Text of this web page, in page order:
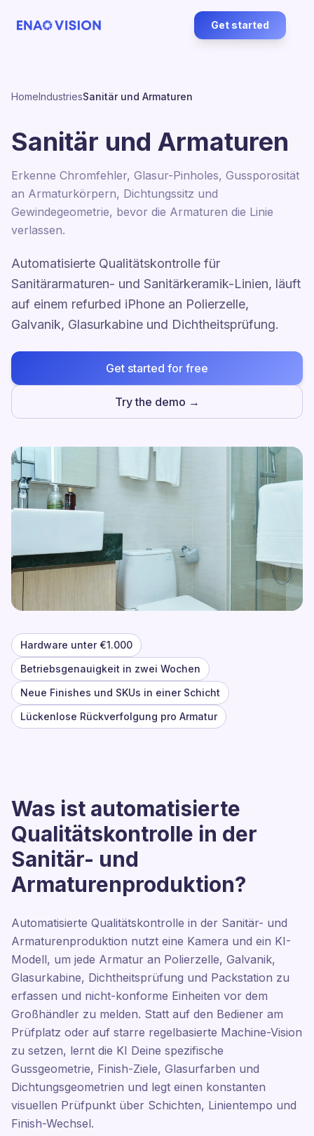
Get started
HomeIndustriesSanitär und Armaturen
Sanitär und Armaturen
Erkenne Chromfehler, Glasur-Pinholes, Gussporosität
an Armaturkörpern, Dichtungssitz und
Gewindegeometrie, bevor die Armaturen die Linie
verlassen.
Automatisierte Qualitätskontrolle für
Sanitärarmaturen- und Sanitärkeramik-Linien, läuft
auf einem refurbed iPhone an Polierzelle,
Galvanik, Glasurkabine und Dichtheitsprüfung.
Get started for free
Try the demo →
Hardware unter €1.000
Betriebsgenauigkeit in zwei Wochen
Neue Finishes und SKUs in einer Schicht
Lückenlose Rückverfolgung pro Armatur
Was ist automatisierte
Qualitätskontrolle in der
Sanitär- und
Armaturenproduktion?
Automatisierte Qualitätskontrolle in der Sanitär- und
Armaturenproduktion nutzt eine Kamera und ein KI-
Modell, um jede Armatur an Polierzelle, Galvanik,
Glasurkabine, Dichtheitsprüfung und Packstation zu
erfassen und nicht-konforme Einheiten vor dem
Großhändler zu melden. Statt auf den Bediener am
Prüfplatz oder auf starre regelbasierte Machine-Vision
zu setzen, lernt die KI Deine spezifische
Gussgeometrie, Finish-Ziele, Glasurfarben und
Dichtungsgeometrien und legt einen konstanten
visuellen Prüfpunkt über Schichten, Linientempo und
Finish-Wechsel.